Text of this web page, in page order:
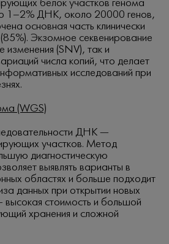
белок участков генома
1–2% ДНК, около 20000 генов,
основная часть клинически
Экзомное секвенирование
изменения (SNV), так и
числа копий, что делает
исследований при
(WGS)
ДНК —
участков. Метод
диагностическую
выявлять варианты в
областях и больше подходит
данных при открытии новых
высокая стоимость и большой
хранения и сложной